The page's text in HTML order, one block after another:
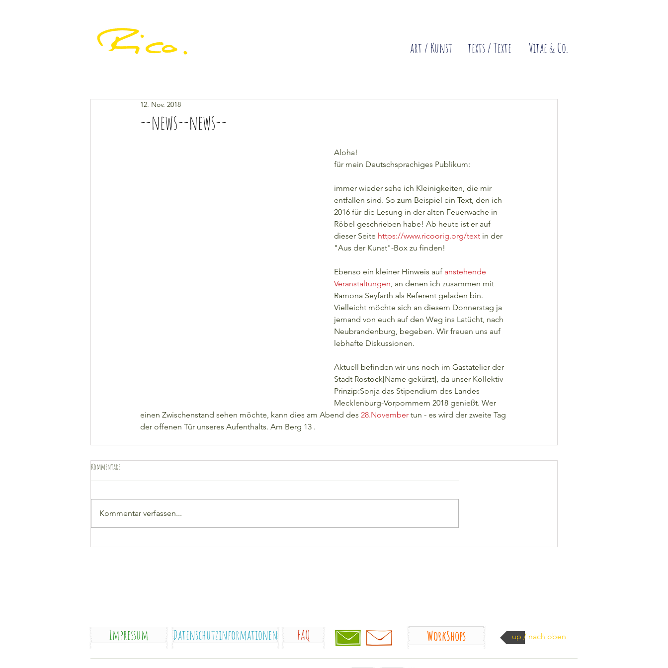
art / Kunst texts / Texte Vitae & Co.
--news--news--
12. Nov. 2018
Aloha!
für mein Deutschsprachiges Publikum:
immer wieder sehe ich Kleinigkeiten, die mir
entfallen sind. So zum Beispiel ein Text, den ich
2016 für die Lesung in der alten Feuerwache in
Röbel geschrieben habe! Ab heute ist er auf
dieser Seite https://www.ricoorig.org/text in der
"Aus der Kunst"-Box zu finden!
Ebenso ein kleiner Hinweis auf anstehende
Veranstaltungen, an denen ich zusammen mit
Ramona Seyfarth als Referent geladen bin.
Vielleicht möchte sich an diesem Donnerstag ja
jemand von euch auf den Weg ins Latücht, nach
Neubrandenburg, begeben. Wir freuen uns auf
lebhafte Diskussionen.
Aktuell befinden wir uns noch im Gastatelier der
Stadt Rostock[Name gekürzt], da unser Kollektiv
Prinzip:Sonja das Stipendium des Landes
Mecklenburg-Vorpommern 2018 genießt. Wer
einen Zwischenstand sehen möchte, kann dies am Abend des 28.November tun - es wird der zweite Tag
der offenen Tür unseres Aufenthalts. Am Berg 13 .
Kommentare
Kommentar verfassen...
Impressum Datenschutzinformationen FAQ WorkShops up / nach oben